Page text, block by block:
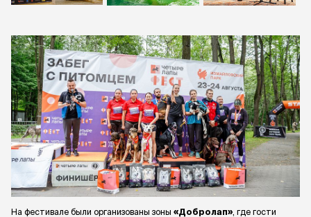
На фестивале были организованы зоны «Добролап» , где гости